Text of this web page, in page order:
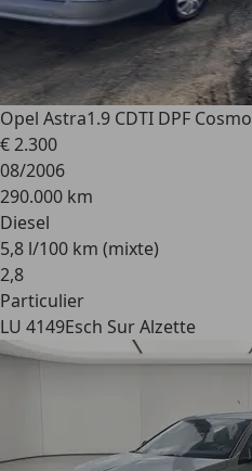
Opel Astra1.9 CDTI DPF Cosmo
€ 2.300
08/2006
290.000 km
Diesel
5,8 l/100 km (mixte)
2,8
Particulier
LU 4149Esch Sur Alzette